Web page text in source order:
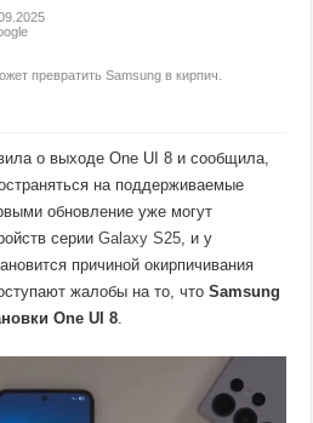
превратить Samsung в кирпич.
о выходе One UI 8 и сообщила,
на поддерживаемые
обновление уже могут
серииGalaxy S25, и у
причиной окирпичивания
жалобы на то, чтоSamsung
One UI 8.